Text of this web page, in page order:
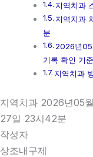
지역치과
지역치과
분
2026년05
기록 확인 기준
지역치과
지역치과 2026년05
27일 23시42분
작성자
상조내구제